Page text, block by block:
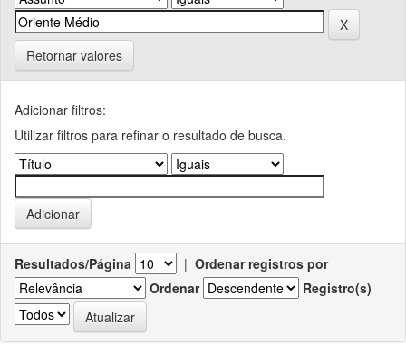
Retornar valores
Adicionar filtros:
Utilizar filtros para refinar o resultado de busca.
Resultados/Página | Ordenar registros por
Ordenar
Registro(s)